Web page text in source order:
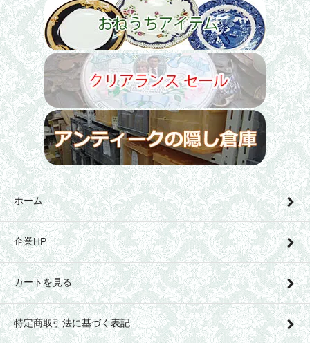
ホーム
企業HP
カートを見る
特定商取引法に基づく表記